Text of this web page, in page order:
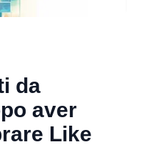
da
aver
Like